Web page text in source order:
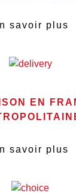
savoir plus
EN
savoir plus